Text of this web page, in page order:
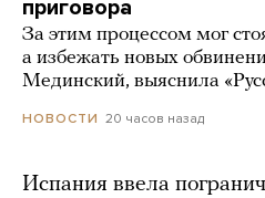
приговора
За этим процессом мог
а избежать новых
Мединский, выяснила
НОВОСТИ 20 часов назад
Испания ввела